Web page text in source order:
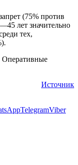
(75% против
лет значительно
тех,
Оперативные
Источник
TelegramViber